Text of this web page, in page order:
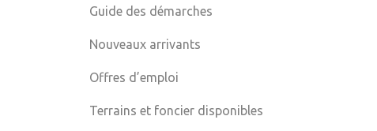
Guide des démarches
Nouveaux arrivants
Offres d’emploi
Terrains et foncier disponibles